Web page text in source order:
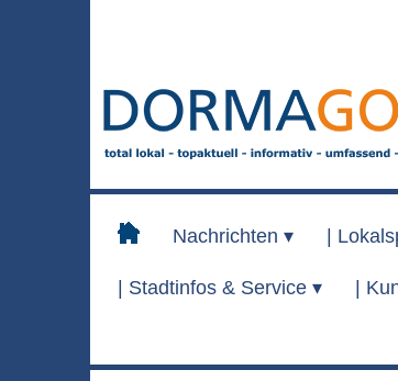
Nachrichten ▾
Stadtinfos & Service ▾